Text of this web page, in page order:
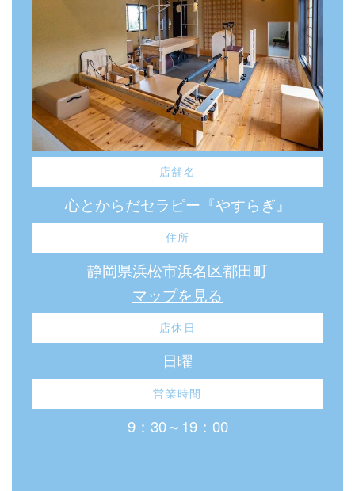
店舗名
心とからだセラピー『やすらぎ』
住所
静岡県浜松市浜名区都田町
マップを見る
店休日
日曜
営業時間
9：30～19：00